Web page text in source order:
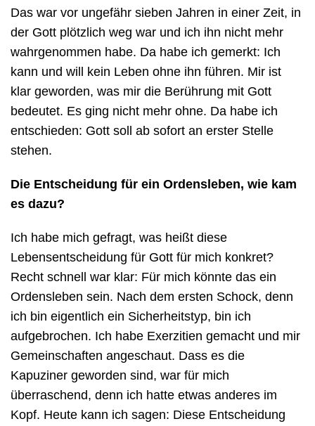
Das war vor ungefähr sieben Jahren in einer Zeit, in
der Gott plötzlich weg war und ich ihn nicht mehr
wahrgenommen habe. Da habe ich gemerkt: Ich
kann und will kein Leben ohne ihn führen. Mir ist
klar geworden, was mir die Berührung mit Gott
bedeutet. Es ging nicht mehr ohne. Da habe ich
entschieden: Gott soll ab sofort an erster Stelle
stehen.
Die Entscheidung für ein Ordensleben, wie kam
es dazu?
Ich habe mich gefragt, was heißt diese
Lebensentscheidung für Gott für mich konkret?
Recht schnell war klar: Für mich könnte das ein
Ordensleben sein. Nach dem ersten Schock, denn
ich bin eigentlich ein Sicherheitstyp, bin ich
aufgebrochen. Ich habe Exerzitien gemacht und mir
Gemeinschaften angeschaut. Dass es die
Kapuziner geworden sind, war für mich
überraschend, denn ich hatte etwas anderes im
Kopf. Heute kann ich sagen: Diese Entscheidung